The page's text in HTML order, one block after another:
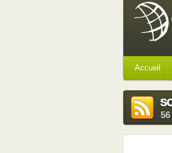
Accueil
56